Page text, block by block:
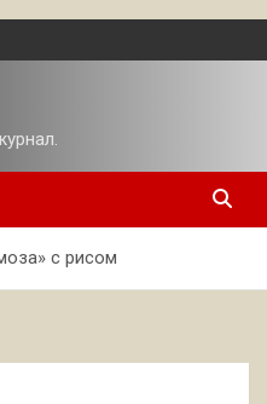
с рисом